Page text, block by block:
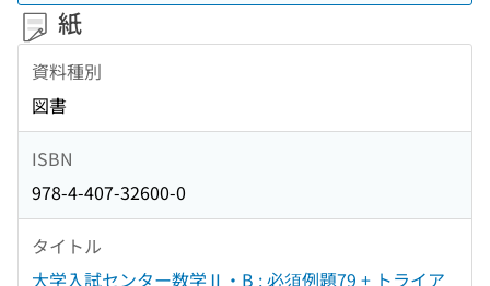
紙
資料種別
図書
ISBN
978-4-407-32600-0
タイトル
大学入試センター数学Ⅱ・B : 必須例題79 + トライア